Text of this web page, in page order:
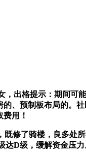
，出格提示：期间可
、预制板布局的。
用！
修了骑楼，良多处
D级，缓解资金压